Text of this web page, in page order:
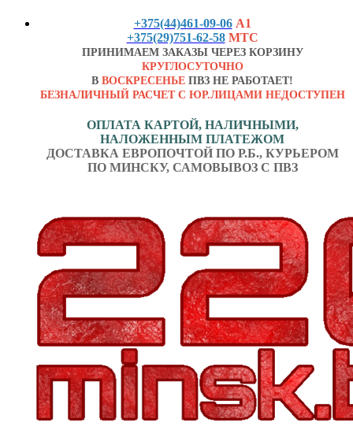
+375(44)461-09-06 А1
+375(29)751-62-58 МТС
ПРИНИМАЕМ ЗАКАЗЫ ЧЕРЕЗ КОРЗИНУ
КРУГЛОСУТОЧНО
В ВОСКРЕСЕНЬЕ ПВЗ НЕ РАБОТАЕТ!
БЕЗНАЛИЧНЫЙ РАСЧЕТ С ЮР.ЛИЦАМИ НЕДОСТУПЕН
ОПЛАТА КАРТОЙ, НАЛИЧНЫМИ,
НАЛОЖЕННЫМ ПЛАТЕЖОМ
ДОСТАВКА ЕВРОПОЧТОЙ ПО Р.Б., КУРЬЕРОМ
ПО МИНСКУ, САМОВЫВОЗ С ПВЗ